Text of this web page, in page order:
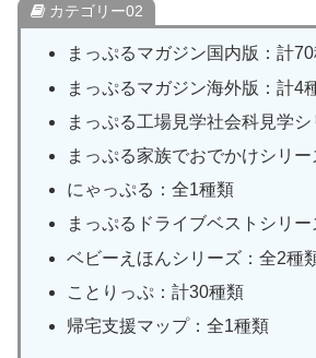
カテゴリー02
まっぷるマガジン国内版：計
まっぷるマガジン海外版：計4
まっぷる工場見学社会科見学
まっぷる家族でおでかけシリ
にゃっぷる：全1種類
まっぷるドライブベストシリ
ベビーえほんシリーズ：全2種
ことりっぷ：計30種類
帰宅支援マップ：全1種類